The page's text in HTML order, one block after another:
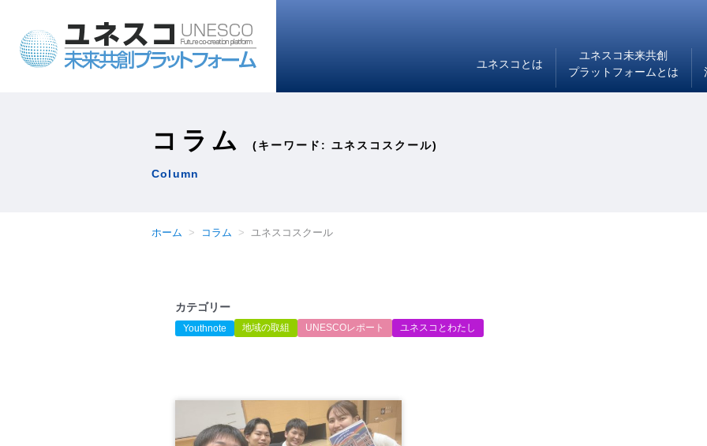
ユネスコとは
ユネスコ未来共創
プラットフォームとは
コラム (キーワード: ユネスコスクール)
Column
ホーム コラム ユネスコスクール
カテゴリー
Youthnote 地域の取組 UNESCOレポート ユネスコとわたし